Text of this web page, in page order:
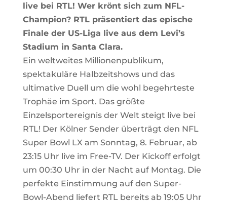
live bei RTL! Wer krönt sich zum NFL-
Champion? RTL präsentiert das epische
Finale der US-Liga live aus dem Levi’s
Stadium in Santa Clara.
Ein weltweites Millionenpublikum,
spektakuläre Halbzeitshows und das
ultimative Duell um die wohl begehrteste
Trophäe im Sport. Das größte
Einzelsportereignis der Welt steigt live bei
RTL! Der Kölner Sender überträgt den NFL
Super Bowl LX am Sonntag, 8. Februar, ab
23:15 Uhr live im Free-TV. Der Kickoff erfolgt
um 00:30 Uhr in der Nacht auf Montag. Die
perfekte Einstimmung auf den Super-
Bowl-Abend liefert RTL bereits ab 19:05 Uhr